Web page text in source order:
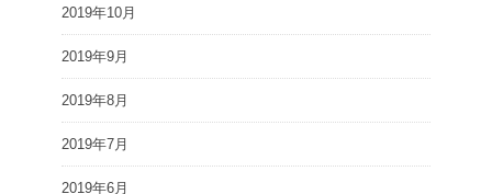
2019年10月
2019年9月
2019年8月
2019年7月
2019年6月